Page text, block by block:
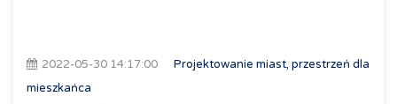
2022-05-30 14:17:00
Projektowanie miast, przestrzeń dla
mieszkańca